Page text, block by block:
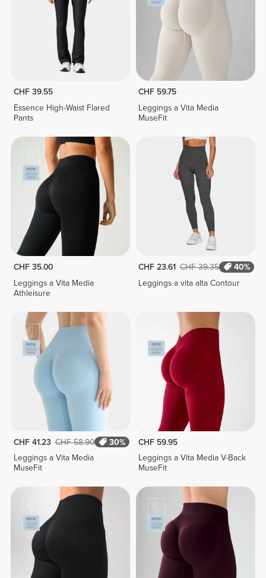
CHF 39.55
Essence High-Waist Flared
Pants
CHF 59.75
Leggings a Vita Media
MuseFit
CHF 35.00
Leggings a Vita Media
Athleisure
CHF 23.61 CHF 39.35
40%
Leggings a vita alta Contour
CHF 41.23 CHF 58.90
30%
Leggings a Vita Media
MuseFit
CHF 59.95
Leggings a Vita Media V-Back
MuseFit